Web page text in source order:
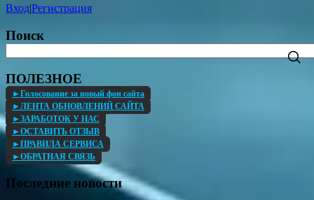
Вход|Регистрация
Поиск
ПОЛЕЗНОЕ
►Голосование за новый фон сайта
►ЛЕНТА ОБНОВЛЕНИЙ САЙТА
►ЗАРАБОТОК У НАС
►ОСТАВИТЬ ОТЗЫВ
►ПРАВИЛА СЕРВИСА
►ОБРАТНАЯ СВЯЗЬ
Последние новости